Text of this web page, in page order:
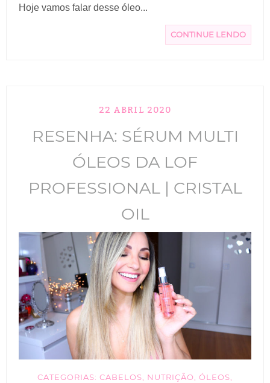
Hoje vamos falar desse óleo...
CONTINUE LENDO
22 ABRIL 2020
RESENHA: SÉRUM MULTI
ÓLEOS DA LOF
PROFESSIONAL | CRISTAL
OIL
CATEGORIAS: CABELOS, NUTRIÇÃO ,ÓLEOS,